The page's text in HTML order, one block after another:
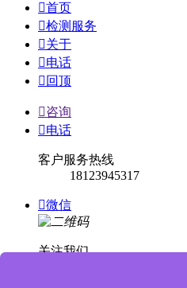
首页
检测服务
关于
电话
 回顶
咨询
电话
客户服务热线
18123945317
微信
关注我们